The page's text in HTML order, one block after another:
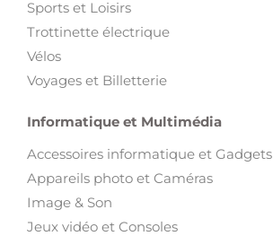
Sports et Loisirs
Trottinette électrique
Vélos
Voyages et Billetterie
Informatique et Multimédia
Accessoires informatique et Gadgets
Appareils photo et Caméras
Image & Son
Jeux vidéo et Consoles